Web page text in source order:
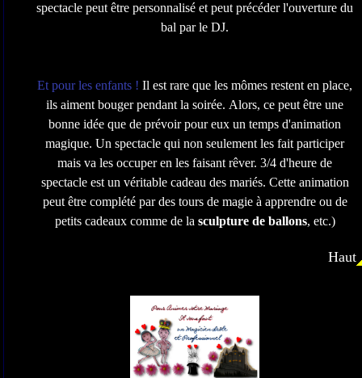
spectacle peut être personnalisé et peut précéder l'ouverture du
bal par le DJ.
Et pour les enfants ! Il est rare que les mômes restent en place,
ils aiment bouger pendant la soirée. Alors, ce peut être une
bonne idée que de prévoir pour eux un temps d'animation
magique. Un spectacle qui non seulement les fait participer
mais va les occuper en les faisant rêver. 3/4 d'heure de
spectacle est un véritable cadeau des mariés. Cette animation
peut être complété par des tours de magie à apprendre ou de
petits cadeaux comme de la sculpture de ballons, etc.)
Haut